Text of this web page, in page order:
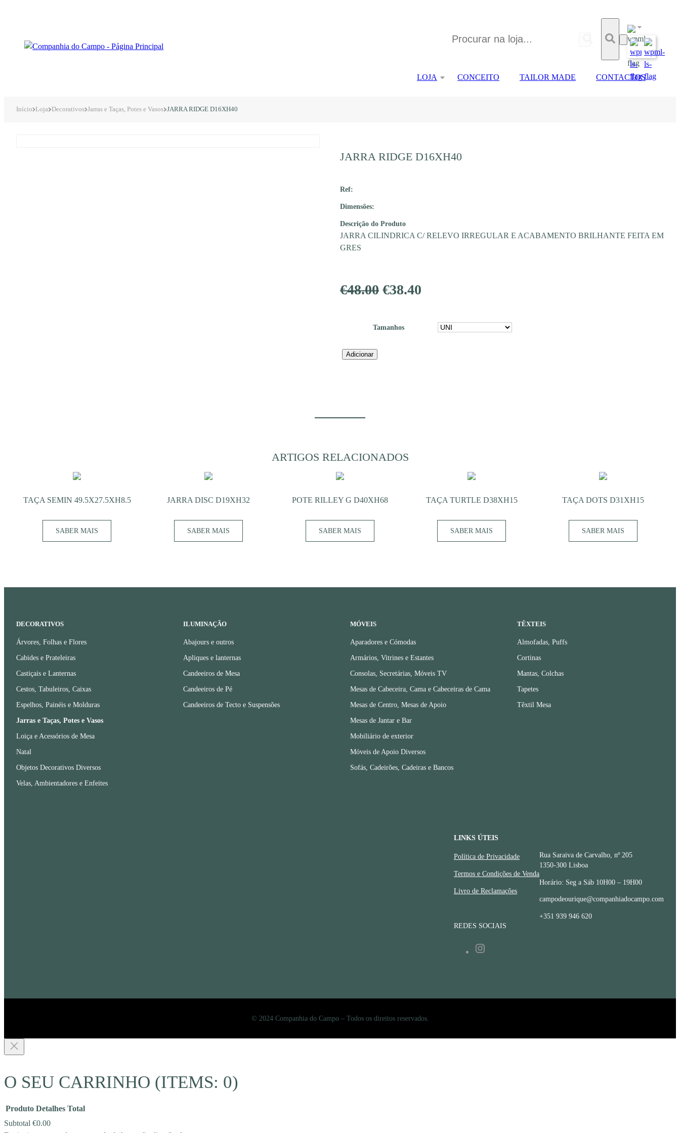
LOJA CONCEITO TAILOR MADE CONTACTOS
Início Loja Decorativos Jarras e Taças, Potes e Vasos JARRA RIDGE D16XH40
JARRA RIDGE D16XH40
Ref:
Dimensões:
Descrição do Produto
JARRA CILINDRICA C/ RELEVO IRREGULAR E ACABAMENTO BRILHANTE FEITA EM
GRES
€48.00 O
original
€38.40
atual
Tamanhos
Quantidade
Adicionar
ARTIGOS RELACIONADOS
TAÇA SEMIN 49.5X27.5XH8.5
SABER MAIS
JARRA DISC D19XH32
SABER MAIS
POTE RILLEY G D40XH68
SABER MAIS
TAÇA TURTLE D38XH15
SABER MAIS
TAÇA DOTS D31XH15
SABER MAIS
DECORATIVOS
Árvores, Folhas e Flores
Cabides e Prateleiras
Castiçais e Lanternas
Cestos, Tabuleiros, Caixas
Espelhos, Painéis e Molduras
Jarras e Taças, Potes e Vasos
Loiça e Acessórios de Mesa
Natal
Objetos Decorativos Diversos
Velas, Ambientadores e Enfeites
ILUMINAÇÃO
Abajours e outros
Apliques e lanternas
Candeeiros de Mesa
Candeeiros de Pé
Candeeiros de Tecto e Suspensões
MÓVEIS
Aparadores e Cómodas
Armários, Vitrines e Estantes
Consolas, Secretárias, Móveis TV
Mesas de Cabeceira, Cama e Cabeceiras de Cama
Mesas de Centro, Mesas de Apoio
Mesas de Jantar e Bar
Mobiliário de exterior
Móveis de Apoio Diversos
Sofás, Cadeirões, Cadeiras e Bancos
TÊXTEIS
Almofadas, Puffs
Cortinas
Mantas, Colchas
Tapetes
Têxtil Mesa
LINKS ÚTEIS
Política de Privacidade
Termos e Condições de Venda
Livro de Reclamações
REDES SOCIAIS
Rua Saraiva de Carvalho, nº 205
1350-300 Lisboa
Horário: Seg a Sáb 10H00 – 19H00
campodeourique@companhiadocampo.com
+351 939 946 620
© 2024 Companhia do Campo – Todos os direitos reservados.
O SEU CARRINHO (ITEMS: 0)
Produto Detalhes Total
Subtotal €0.00